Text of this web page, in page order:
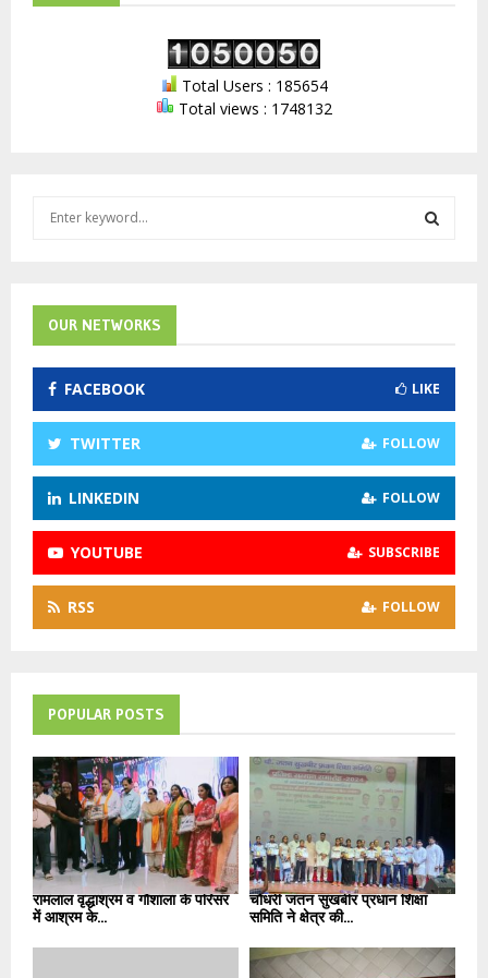
Total Users : 185654
Total views : 1748132
f
o
:
R
C
H
OUR NETWORKS
FACEBOOK LIKE
TWITTER FOLLOW
LINKEDIN FOLLOW
YOUTUBE SUBSCRIBE
RSS FOLLOW
POPULAR POSTS
रामलाल वृद्धाश्रम व गौशाला के परिसर
में आश्रम के...
चौधरी जतन सुखबीर प्रधान शिक्षा
समिति ने क्षेत्र की...